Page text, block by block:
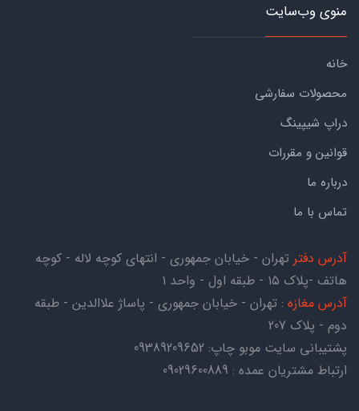
منوی وب‌سایت
خانه
محصولات سفارشی
دراپ شیپینگ
قوانین و مقررات
درباره ما
تماس با ما
آدرس دفتر تهران - خیابان جمهوری - انتهای کوچه لاله - کوچه
هاتف -پلاک ۱۵ - طبقه اول - واحد ۱
آدرس مغازه : تهران - خیابان جمهوری - پاساژ علاالدین - طبقه
دوم - پلاک 207
پشتیبانی سایت موبو چاپ: 09389209652
ارتباط مشتریان عمده : 09029600889